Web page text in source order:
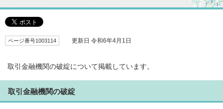
ページ番号1003114 更新日 令和6年4月1日
取引金融機関の破綻について掲載しています。
取引金融機関の破綻